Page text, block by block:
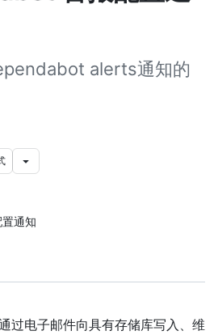
alerts通知的
通知
过电子邮件向具有存储库写入、维